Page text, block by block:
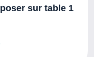
sur table 1